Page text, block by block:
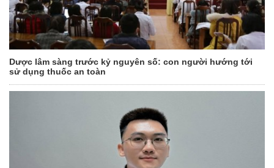
Dược lâm sàng trước kỷ nguyên số: con người hướng tới
sử dụng thuốc an toàn